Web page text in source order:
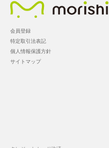
会員登録
特定取引法表記
個人情報保護方針
サイトマップ